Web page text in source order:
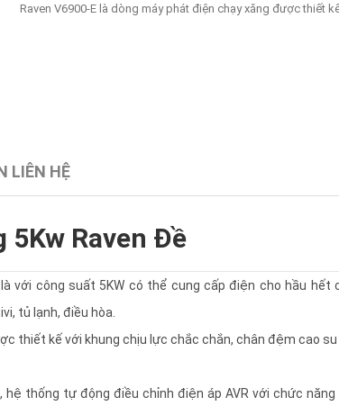
Raven V6900-E là dòng máy phát điện chạy xăng được thiết
LIÊN HỆ
5Kw Raven Đề
với công suất 5KW có thể cung cấp điện cho hầu
tủ lạnh, điều hòa.
thiết kế với khung chịu lực chắc chắn, chân đệm cao
thống tự động điều chỉnh điện áp AVR với chức năng